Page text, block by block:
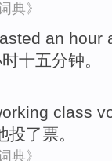
典》
an hour
十五分钟。
class
投了票。
典》